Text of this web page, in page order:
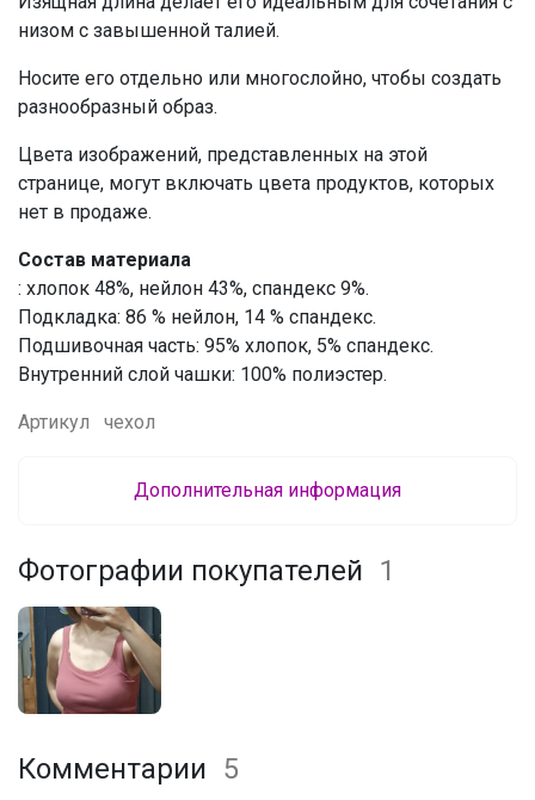
низом с завышенной талией.
Носите его отдельно или многослойно, чтобы создать
разнообразный образ.
Цвета изображений, представленных на этой
странице, могут включать цвета продуктов, которых
нет в продаже.
Состав материала
: хлопок 48%, нейлон 43%, спандекс 9%.
Подкладка: 86 % нейлон, 14 % спандекс.
Подшивочная часть: 95% хлопок, 5% спандекс.
Внутренний слой чашки: 100% полиэстер.
Артикул чехол
Дополнительная информация
Фотографии покупателей 1
Комментарии 5